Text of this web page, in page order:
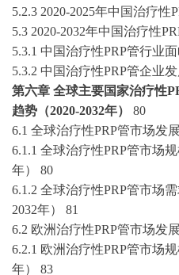
5.2.3 2020-2025年中国治疗性
5.3 2020-2032年中国治疗性
5.3.1 中国治疗性PRP管行业
5.3.2 中国治疗性PRP管企业
第六章 全球主要国家治疗性
趋势（2020-2032年）
80
6.1 全球治疗性PRP管市场发
6.1.1 全球治疗性PRP管市场
年）
80
6.1.2 全球治疗性PRP管市场
2032年）
81
6.2 欧洲治疗性PRP管市场发
6.2.1 欧洲治疗性PRP管市场
年）
83